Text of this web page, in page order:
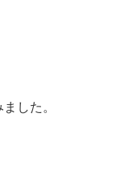
した。